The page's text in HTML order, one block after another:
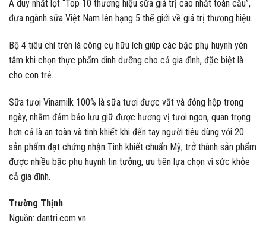
Á duy nhất lọt “Top 10 thương hiệu sữa giá trị cao nhất toàn cầu”,
đưa ngành sữa Việt Nam lên hạng 5 thế giới về giá trị thương hiệu.
Bộ 4 tiêu chí trên là công cụ hữu ích giúp các bậc phụ huynh yên
tâm khi chọn thực phẩm dinh dưỡng cho cả gia đình, đặc biệt là
cho con trẻ.
Sữa tươi Vinamilk 100% là sữa tươi được vắt và đóng hộp trong
ngày, nhằm đảm bảo lưu giữ được hương vị tươi ngon, quan trọng
hơn cả là an toàn và tinh khiết khi đến tay người tiêu dùng với 20
sản phẩm đạt chứng nhận Tinh khiết chuẩn Mỹ, trở thành sản phẩm
được nhiều bậc phụ huynh tin tưởng, ưu tiên lựa chọn vì sức khỏe
cả gia đình.
Trường Thịnh
Nguồn: dantri.com.vn